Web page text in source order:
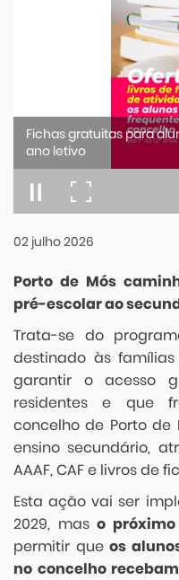
Fichas gratuitas para
ano letivo
02 julho2026
Porto de Mós
pré-escolar ao
Trata-se do
destinado às
garantir o acesso
residentes e que
concelho de Porto de
ensino secundário,
AAAF, CAF e livros de
Esta ação vai ser
2029, mas o próximo
permitir queos
no concelho